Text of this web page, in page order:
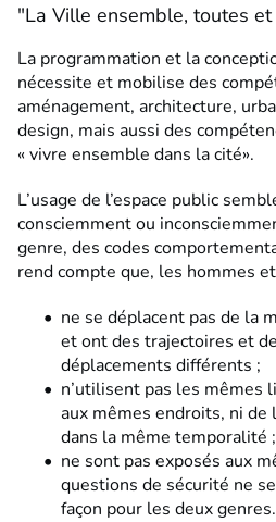
"La Ville ensemble, toutes et
La programmation et la
nécessite et mobilise des
aménagement, architecture,
design, mais aussi des
« vivre ensemble dans la cité».
L’usage de l’espace public
consciemment ou
genre, des codes
rend compte que, les hommes
ne se déplacent pas de la
et ont des trajectoires et
déplacements différents ;
n’utilisent pas les mêmes
aux mêmes endroits, ni de
dans la même temporalité ;
ne sont pas exposés aux
questions de sécurité ne
façon pour les deux genres.